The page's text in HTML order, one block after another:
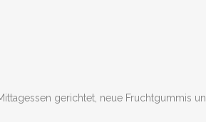
gerichtet, neue Fruchtgummis